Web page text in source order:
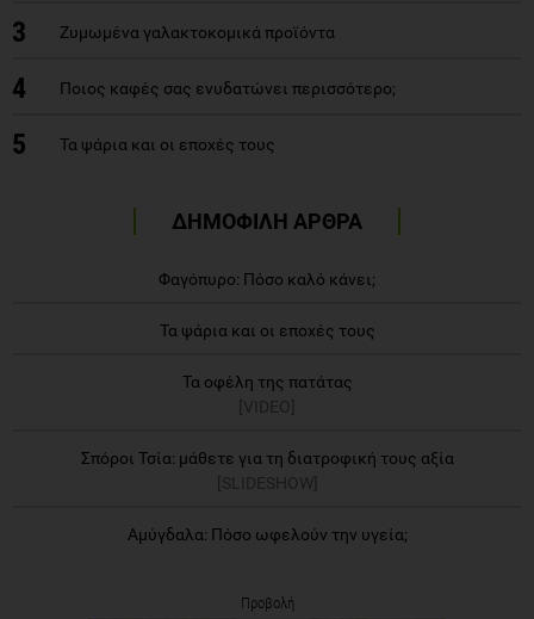
3 Ζυμωμένα γαλακτοκομικά προϊόντα
4 Ποιος καφές σας ενυδατώνει περισσότερο;
5 Τα ψάρια και οι εποχές τους
ΔΗΜΟΦΙΛΗ ΑΡΘΡΑ
Φαγόπυρο: Πόσο καλό κάνει;
Τα ψάρια και οι εποχές τους
Τα οφέλη της πατάτας
[VIDEO]
Σπόροι Τσία: μάθετε για τη διατροφική τους αξία
[SLIDESHOW]
Αμύγδαλα: Πόσο ωφελούν την υγεία;
Προβολή